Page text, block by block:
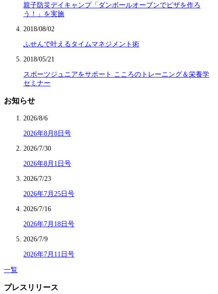
親子防災デイキャンプ「ダンボールオーブンでピザを作ろ
う！」を実施
2018/08/02
ふせんで叶えるタイムマネジメント術
2018/05/21
スポーツジュニアをサポート こころのトレーニング＆栄養学
セミナー
お知らせ
2026/8/6
2026年8月8日号
2026/7/30
2026年8月1日号
2026/7/23
2026年7月25日号
2026/7/16
2026年7月18日号
2026/7/9
2026年7月11日号
一覧
プレスリリース